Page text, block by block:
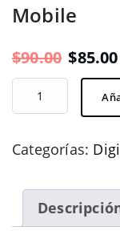
Mobile
$90.00 El
precio
$90.00.
$85.00
Mobile
cantidad
Categorías: